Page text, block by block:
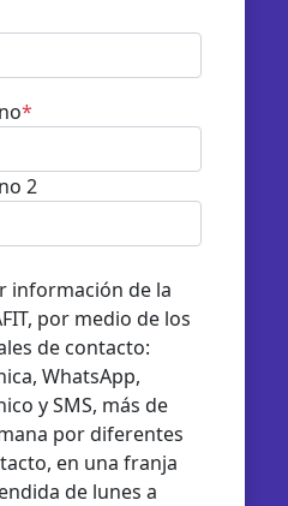
*
2
información de la
por medio de los
de contacto:
WhatsApp,
y SMS, más de
por diferentes
en una franja
de lunes a